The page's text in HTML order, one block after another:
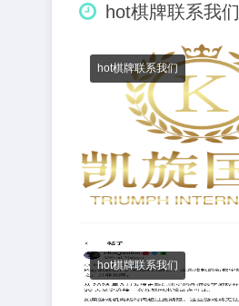
hot棋牌联系我们
hot棋牌联系我们
hot棋牌联系我们